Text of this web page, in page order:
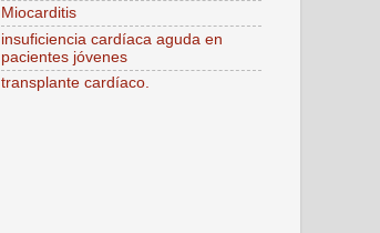
Miocarditis
insuficiencia cardíaca aguda en
pacientes jóvenes
transplante cardíaco.